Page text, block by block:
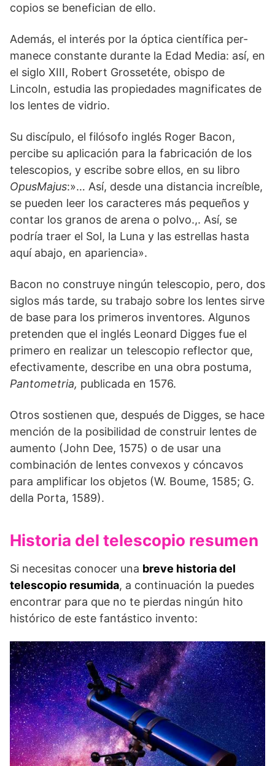
copios se benefician de ello.
Además, el interés por la óptica científica per­
manece constante durante la Edad Media: así, en
el siglo XIII, Robert Grossetéte, obispo de
Lincoln, estudia las propiedades magnifica­tes de
los lentes de vidrio.
Su discípulo, el filó­sofo inglés Roger Bacon,
percibe su aplicación para la fabricación de los
telescopios, y escri­be sobre ellos, en su libro
OpusMajus:»… Así, desde una distancia increíble,
se pueden leer los caracteres más pequeños y
contar los granos de arena o polvo.,. Así, se
podría traer el Sol, la Luna y las estrellas hasta
aquí abajo, en apariencia».
Bacon no construye ningún teles­copio, pero, dos
siglos más tarde, su trabajo sobre los lentes sirve
de base para los prime­ros inventores. Algunos
pretenden que el inglés Leonard Digges fue el
primero en realizar un telescopio reflector que,
efectivamente, des­cribe en una obra postuma,
Pantometria, publi­cada en 1576.
Otros sostienen que, después de Digges, se hace
mención de la posibilidad de construir lentes de
aumento (John Dee, 1575) o de usar una
combinación de lentes convexos y cóncavos
para amplificar los objetos (W. Boume, 1585; G.
della Porta, 1589).
Historia del telescopio resumen
Si necesitas conocer una breve historia del
telescopio resumida, a continuación la puedes
encontrar para que no te pierdas ningún hito
histórico de este fantástico invento: